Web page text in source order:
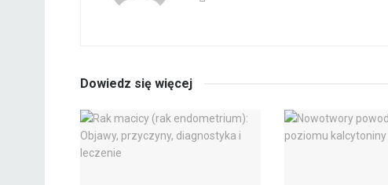
Dowiedz się więcej